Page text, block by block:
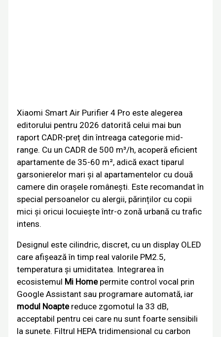
Xiaomi Smart Air Purifier 4 Pro este alegerea
editorului pentru 2026 datorită celui mai bun
raport CADR-preț din întreaga categorie mid-
range. Cu un CADR de 500 m³/h, acoperă eficient
apartamente de 35-60 m², adică exact tiparul
garsonierelor mari și al apartamentelor cu două
camere din orașele românești. Este recomandat în
special persoanelor cu alergii, părinților cu copii
mici și oricui locuiește într-o zonă urbană cu trafic
intens.
Designul este cilindric, discret, cu un display OLED
care afișează în timp real valorile PM2.5,
temperatura și umiditatea. Integrarea în
ecosistemul Mi Homepermite control vocal prin
Google Assistant sau programare automată, iar
modul Noaptereduce zgomotul la 33 dB,
acceptabil pentru cei care nu sunt foarte sensibili
la sunete. Filtrul HEPA tridimensional cu carbon